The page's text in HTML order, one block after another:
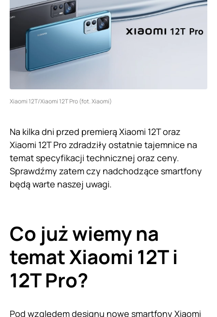
Xiaomi 12T/Xiaomi 12T Pro (fot. Xiaomi)
Na kilka dni przed premierą Xiaomi 12T oraz
Xiaomi 12T Pro zdradziły ostatnie tajemnice na
temat specyfikacji technicznej oraz ceny.
Sprawdźmy zatem czy nadchodzące smartfony
będą warte naszej uwagi.
Co już wiemy na
temat Xiaomi 12T i
12T Pro?
Pod względem designu nowe smartfony Xiaomi